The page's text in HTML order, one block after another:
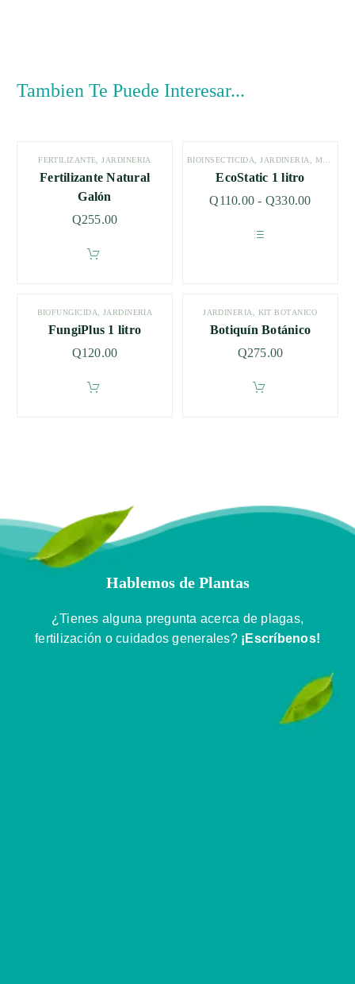
Tambien Te Puede Interesar...
FERTILIZANTE ,JARDINERÍA
Fertilizante Natural
Galón
Q255.00
BIOINSECTICIDA ,JARDINERÍA MÁS VENDIDO
EcoStatic 1 litro
Q110.00 - Q330.00
BIOFUNGICIDA JARDINERÍA
FungiPlus 1 litro
Q120.00
JARDINERÍA KIT BOTÁNICO
Botiquín Botánico
Q275.00
Hablemos de Plantas
¿Tienes alguna pregunta acerca de plagas,
fertilización o cuidados generales? ¡Escríbenos!